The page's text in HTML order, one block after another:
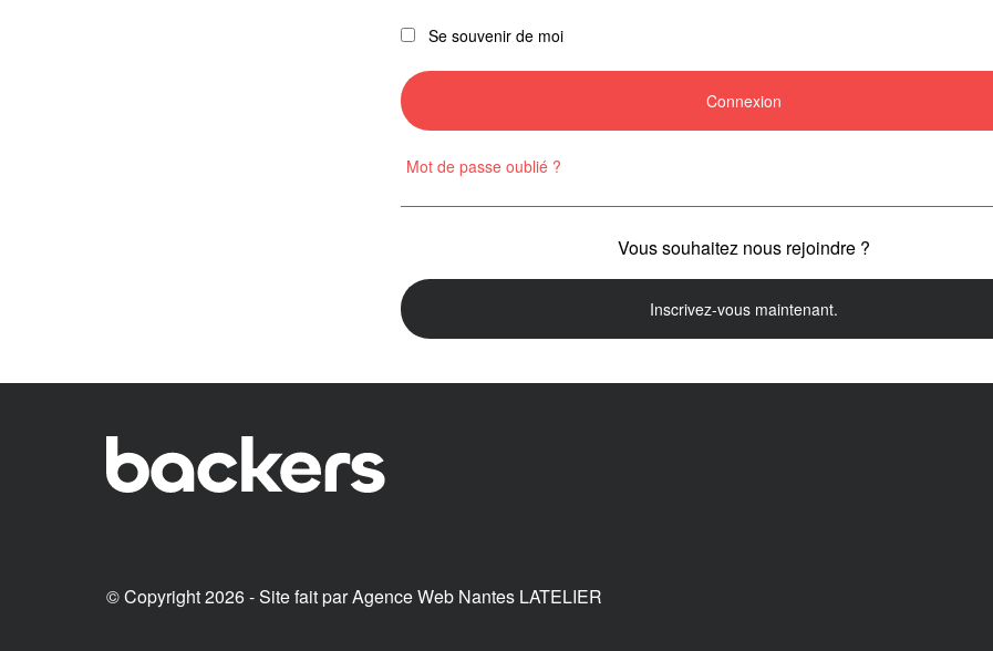
Se souvenir de moi
Mot de passe oublié ?
Vous souhaitez nous rejoindre ?
Inscrivez-vous maintenant.
© Copyright 2026 - Site fait parAgence Web Nantes LATELIER